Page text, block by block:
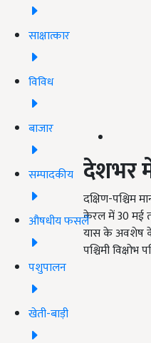
साक्षात्कार
विविध
बाजार
सम्पादकीय
औषधीय फसलें
पशुपालन
खेती-बाड़ी
देशभर
दक्षिण-पश्चिम
केरल में 30 मई
यास के अवशेष के
पश्चिमी